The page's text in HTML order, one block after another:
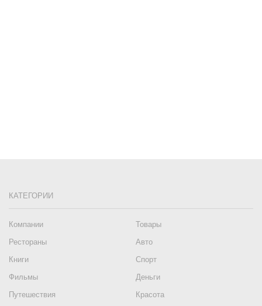
КАТЕГОРИИ
Компании
Товары
Рестораны
Авто
Книги
Спорт
Фильмы
Деньги
Путешествия
Красота